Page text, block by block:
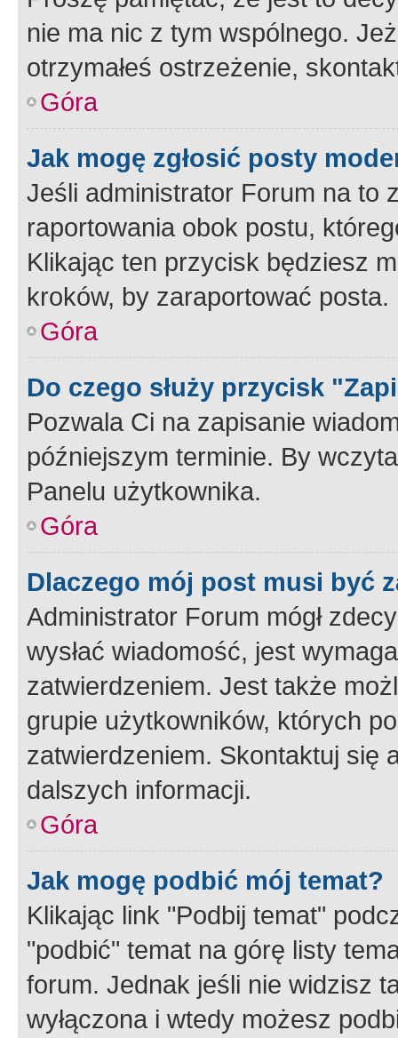
nie ma nic z tym wspólnego.
otrzymałeś ostrzeżenie,
Góra
Jak mogę zgłosić posty
Jeśli administrator Forum na to
raportowania obok postu,
Klikając ten przycisk będziesz
kroków, by zaraportować posta.
Góra
Do czego służy przycisk
Pozwala Ci na zapisanie
późniejszym terminie. By
Panelu użytkownika.
Góra
Dlaczego mój post musi być
Administrator Forum mógł
wysłać wiadomość, jest
zatwierdzeniem. Jest także
grupie użytkowników, których
zatwierdzeniem. Skontaktuj się
dalszych informacji.
Góra
Jak mogę podbić mój temat?
Klikając link "Podbij temat"
"podbić" temat na górę listy
forum. Jednak jeśli nie widzisz
wyłączona i wtedy możesz